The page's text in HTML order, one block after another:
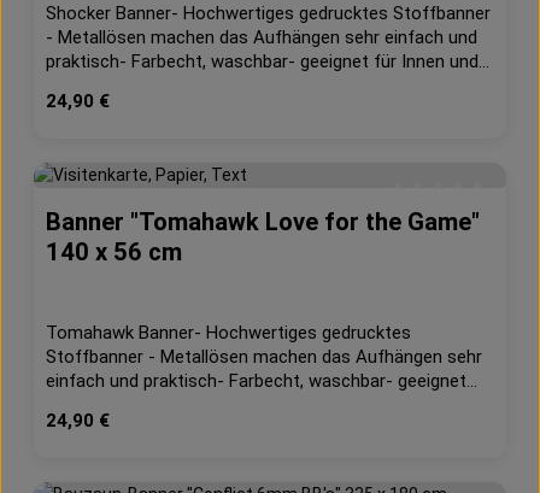
Shocker Banner- Hochwertiges gedrucktes Stoffbanner
- Metallösen machen das Aufhängen sehr einfach und
praktisch- Farbecht, waschbar- geeignet für Innen und
(DIN 4102, Teil 1)Maße: ca. 140cm x 100cm
Regulärer Preis:
24,90 €
Durchschnittliche
Banner "Tomahawk Love for the Game"
140 x 56 cm
Tomahawk Banner- Hochwertiges gedrucktes
Stoffbanner - Metallösen machen das Aufhängen sehr
einfach und praktisch- Farbecht, waschbar- geeignet
schwerentflammbar (DIN 4102, Teil 1)Maße: ca. 140cm
Regulärer Preis:
24,90 €